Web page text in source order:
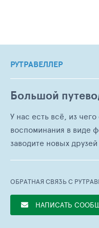
РУТРАВЕЛЛЕР
Большой
У нас есть всё, из
воспоминания в виде
заводите новых
ОБРАТНАЯ СВЯЗЬ С
НАПИСАТЬ